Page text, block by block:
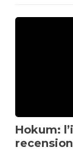
Hokum: